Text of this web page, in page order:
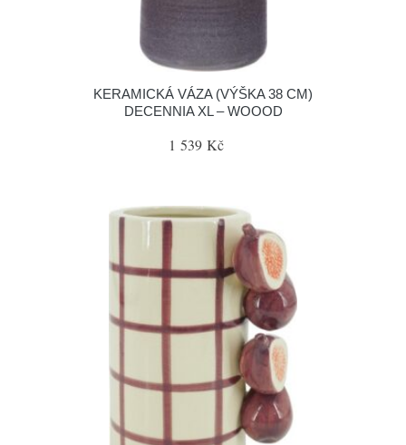
KERAMICKÁ VÁZA (VÝŠKA 38 CM)
DECENNIA XL – WOOOD
1 539 Kč